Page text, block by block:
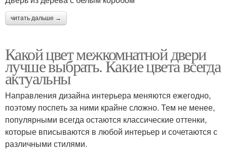
читать дальше →
Какой цвет межкомнатной двери
лучше выбрать. Какие цвета всегда
актуальны
Направления дизайна интерьера меняются ежегодно,
поэтому поспеть за ними крайне сложно. Тем не менее,
популярными всегда остаются классические оттенки,
которые вписываются в любой интерьер и сочетаются с
различными стилями.